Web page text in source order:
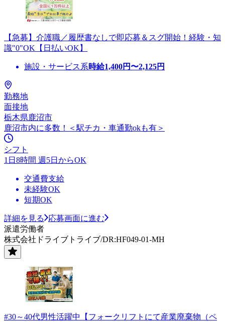
【急募】介護職／履歴書なしで即応募＆スグ開始！経験・知
識"0"OK【日払いOK】
施設・サービス系時給1,400円〜2,125円
勤務地
面接地
栃木県鹿沼市
鹿沼市内に多数！＜駅チカ・車通勤okも有＞
シフト
1日8時間 週5日からOK
交通費支給
未経験OK
短期OK
詳細を見る
応募画面に進む
派遣労働者
株式会社ドライブトライブ/DR:HF049-01-MH
#30～40代男性活躍中【フォークリフトにて産業廃棄物（ペ